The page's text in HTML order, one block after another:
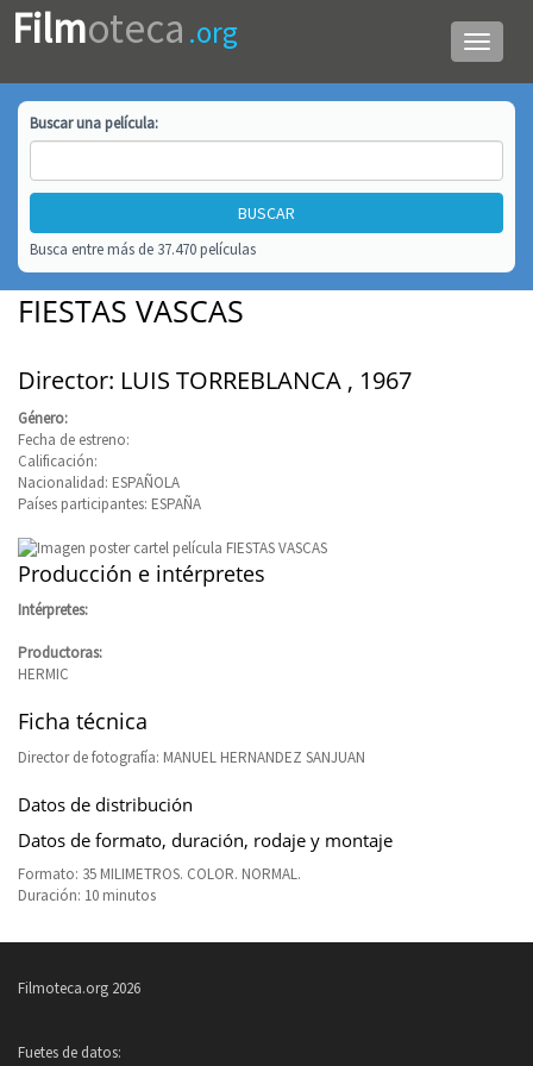
Menú
de
Filmoteca .org
Buscar unapelícula:
Busca entre más de 37.470 películas
FIESTAS VASCAS
Director: LUIS TORREBLANCA , 1967
Género:
Fecha de estreno:
Calificación:
Nacionalidad: ESPAÑOLA
Países participantes: ESPAÑA
Producción e intérpretes
Intérpretes:
Productoras:
HERMIC
Ficha técnica
Director de fotografía: MANUEL HERNANDEZ SANJUAN
Datos de distribución
Datos de formato, duración, rodaje y montaje
Formato: 35 MILIMETROS. COLOR. NORMAL.
Duración: 10 minutos
Filmoteca.org 2026
Fuetes de datos: